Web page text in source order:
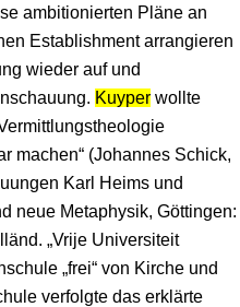
ambitionierten Pläne an
Establishment arrangieren
wieder auf und
Kuyper wollte
machen“ (Johannes Schick,
Karl Heims und
neue Metaphysik, Göttingen:
„Vrije Universiteit
„frei“ von Kirche und
verfolgte das erklärte